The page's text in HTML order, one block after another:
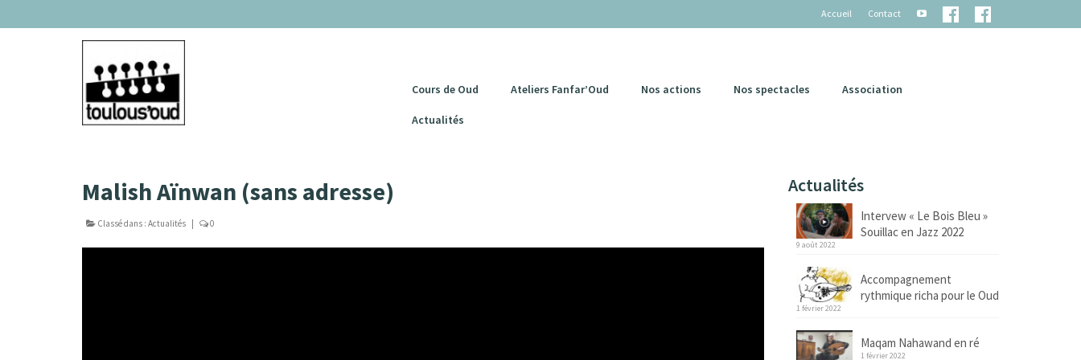
Accueil Contact
Cours de Oud Ateliers Fanfar’Oud Nos actions Nos spectacles Association
Actualités
Malish Aïnwan (sans adresse)
Classé dans : Actualités 0
Actualités
Intervew « Le Bois Bleu »
Souillac en Jazz 2022
9 août 2022
Accompagnement
rythmique richa pour le Oud
1 février 2022
Maqam Nahawand en ré
1 février 2022